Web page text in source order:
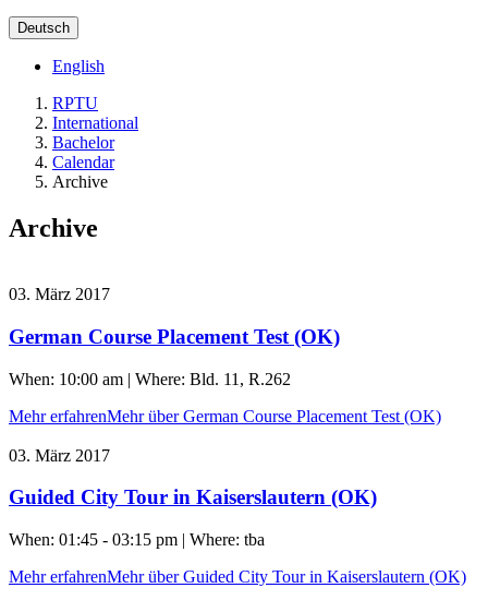
Deutsch
English
RPTU
International
Bachelor
Calendar
Archive
Archive
03. März 2017
German Course Placement Test (OK)
When: 10:00 am | Where: Bld. 11, R.262
Mehr erfahrenMehr über German Course Placement Test (OK)
03. März 2017
Guided City Tour in Kaiserslautern (OK)
When: 01:45 - 03:15 pm | Where: tba
Mehr erfahrenMehr über Guided City Tour in Kaiserslautern (OK)